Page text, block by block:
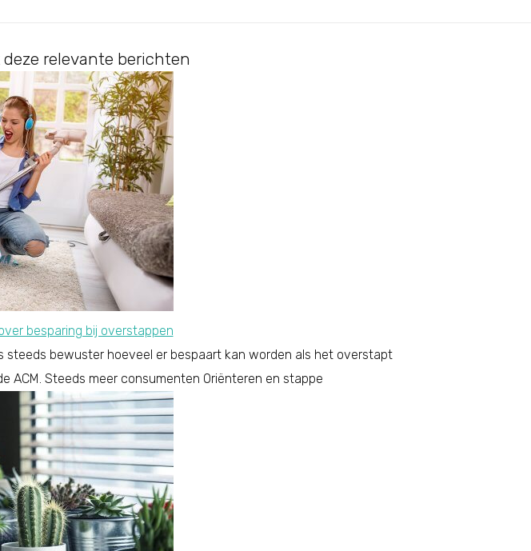
relevante berichten
besparing bij overstappen
bewuster hoeveel er bespaart kan worden als het overstapt
ACM. Steeds meer consumenten Oriënteren en stappe